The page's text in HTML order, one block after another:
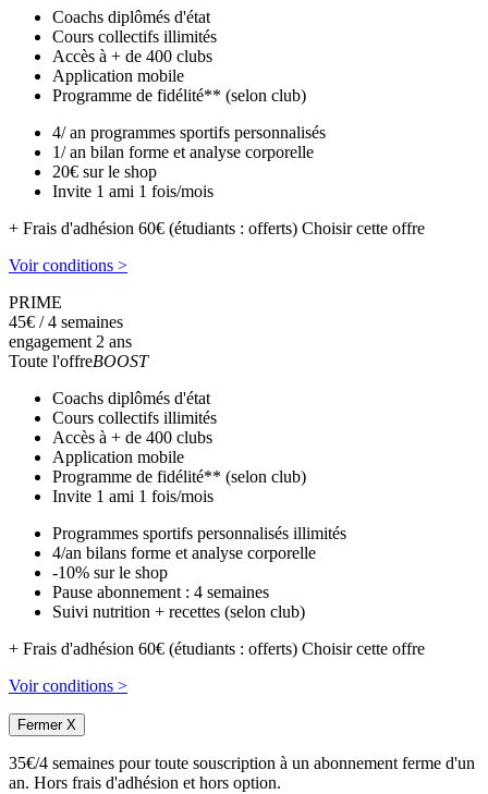
Coachs diplômés d'état
Cours collectifs illimités
Accès à + de 400 clubs
Application mobile
Programme de fidélité** (selon club)
4/ an programmes sportifs personnalisés
1/ an bilan forme et analyse corporelle
20€ sur le shop
Invite 1 ami 1 fois/mois
+ Frais d'adhésion 60€ (étudiants : offerts) Choisir cette offre
Voir conditions >
PRIME
45€ / 4 semaines
engagement 2 ans
Toute l'offreBOOST
Coachs diplômés d'état
Cours collectifs illimités
Accès à + de 400 clubs
Application mobile
Programme de fidélité** (selon club)
Invite 1 ami 1 fois/mois
Programmes sportifs personnalisés illimités
4/an bilans forme et analyse corporelle
-10% sur le shop
Pause abonnement : 4 semaines
Suivi nutrition + recettes (selon club)
+ Frais d'adhésion 60€ (étudiants : offerts) Choisir cette offre
Voir conditions >
Fermer X
35€/4 semaines pour toute souscription à un abonnement ferme d'un
an. Hors frais d'adhésion et hors option.